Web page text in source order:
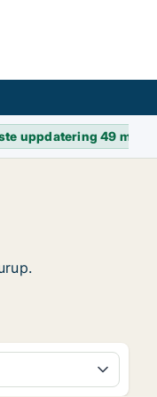
uppdatering49 min